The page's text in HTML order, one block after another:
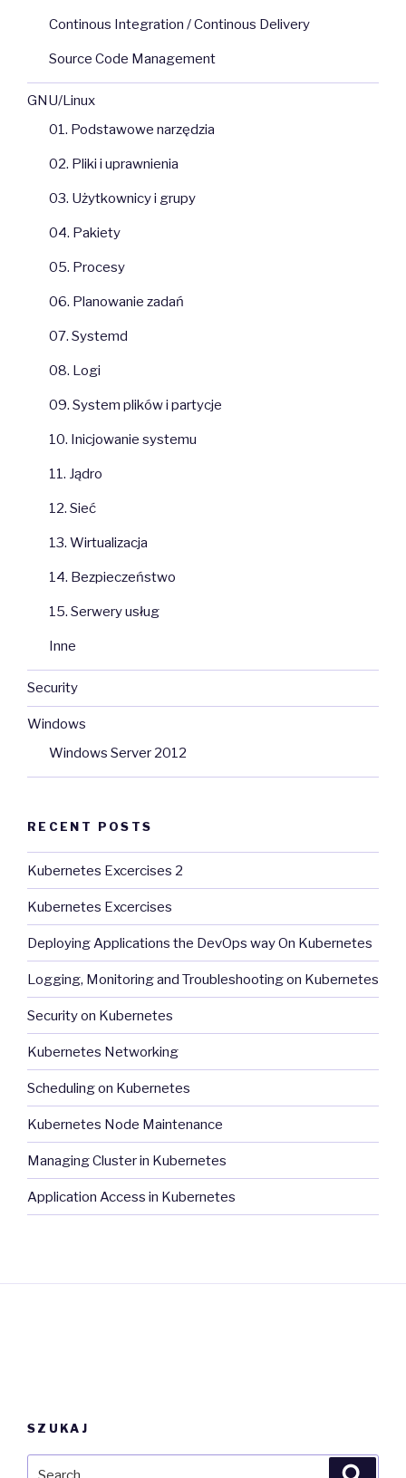
Continous Integration / Continous Delivery
Source Code Management
GNU/Linux
01. Podstawowe narzędzia
02. Pliki i uprawnienia
03. Użytkownicy i grupy
04. Pakiety
05. Procesy
06. Planowanie zadań
07. Systemd
08. Logi
09. System plików i partycje
10. Inicjowanie systemu
11. Jądro
12. Sieć
13. Wirtualizacja
14. Bezpieczeństwo
15. Serwery usług
Inne
Security
Windows
Windows Server 2012
RECENT POSTS
Kubernetes Excercises 2
Kubernetes Excercises
Deploying Applications the DevOps way On Kubernetes
Logging, Monitoring and Troubleshooting on Kubernetes
Security on Kubernetes
Kubernetes Networking
Scheduling on Kubernetes
Kubernetes Node Maintenance
Managing Cluster in Kubernetes
Application Access in Kubernetes
SZUKAJ